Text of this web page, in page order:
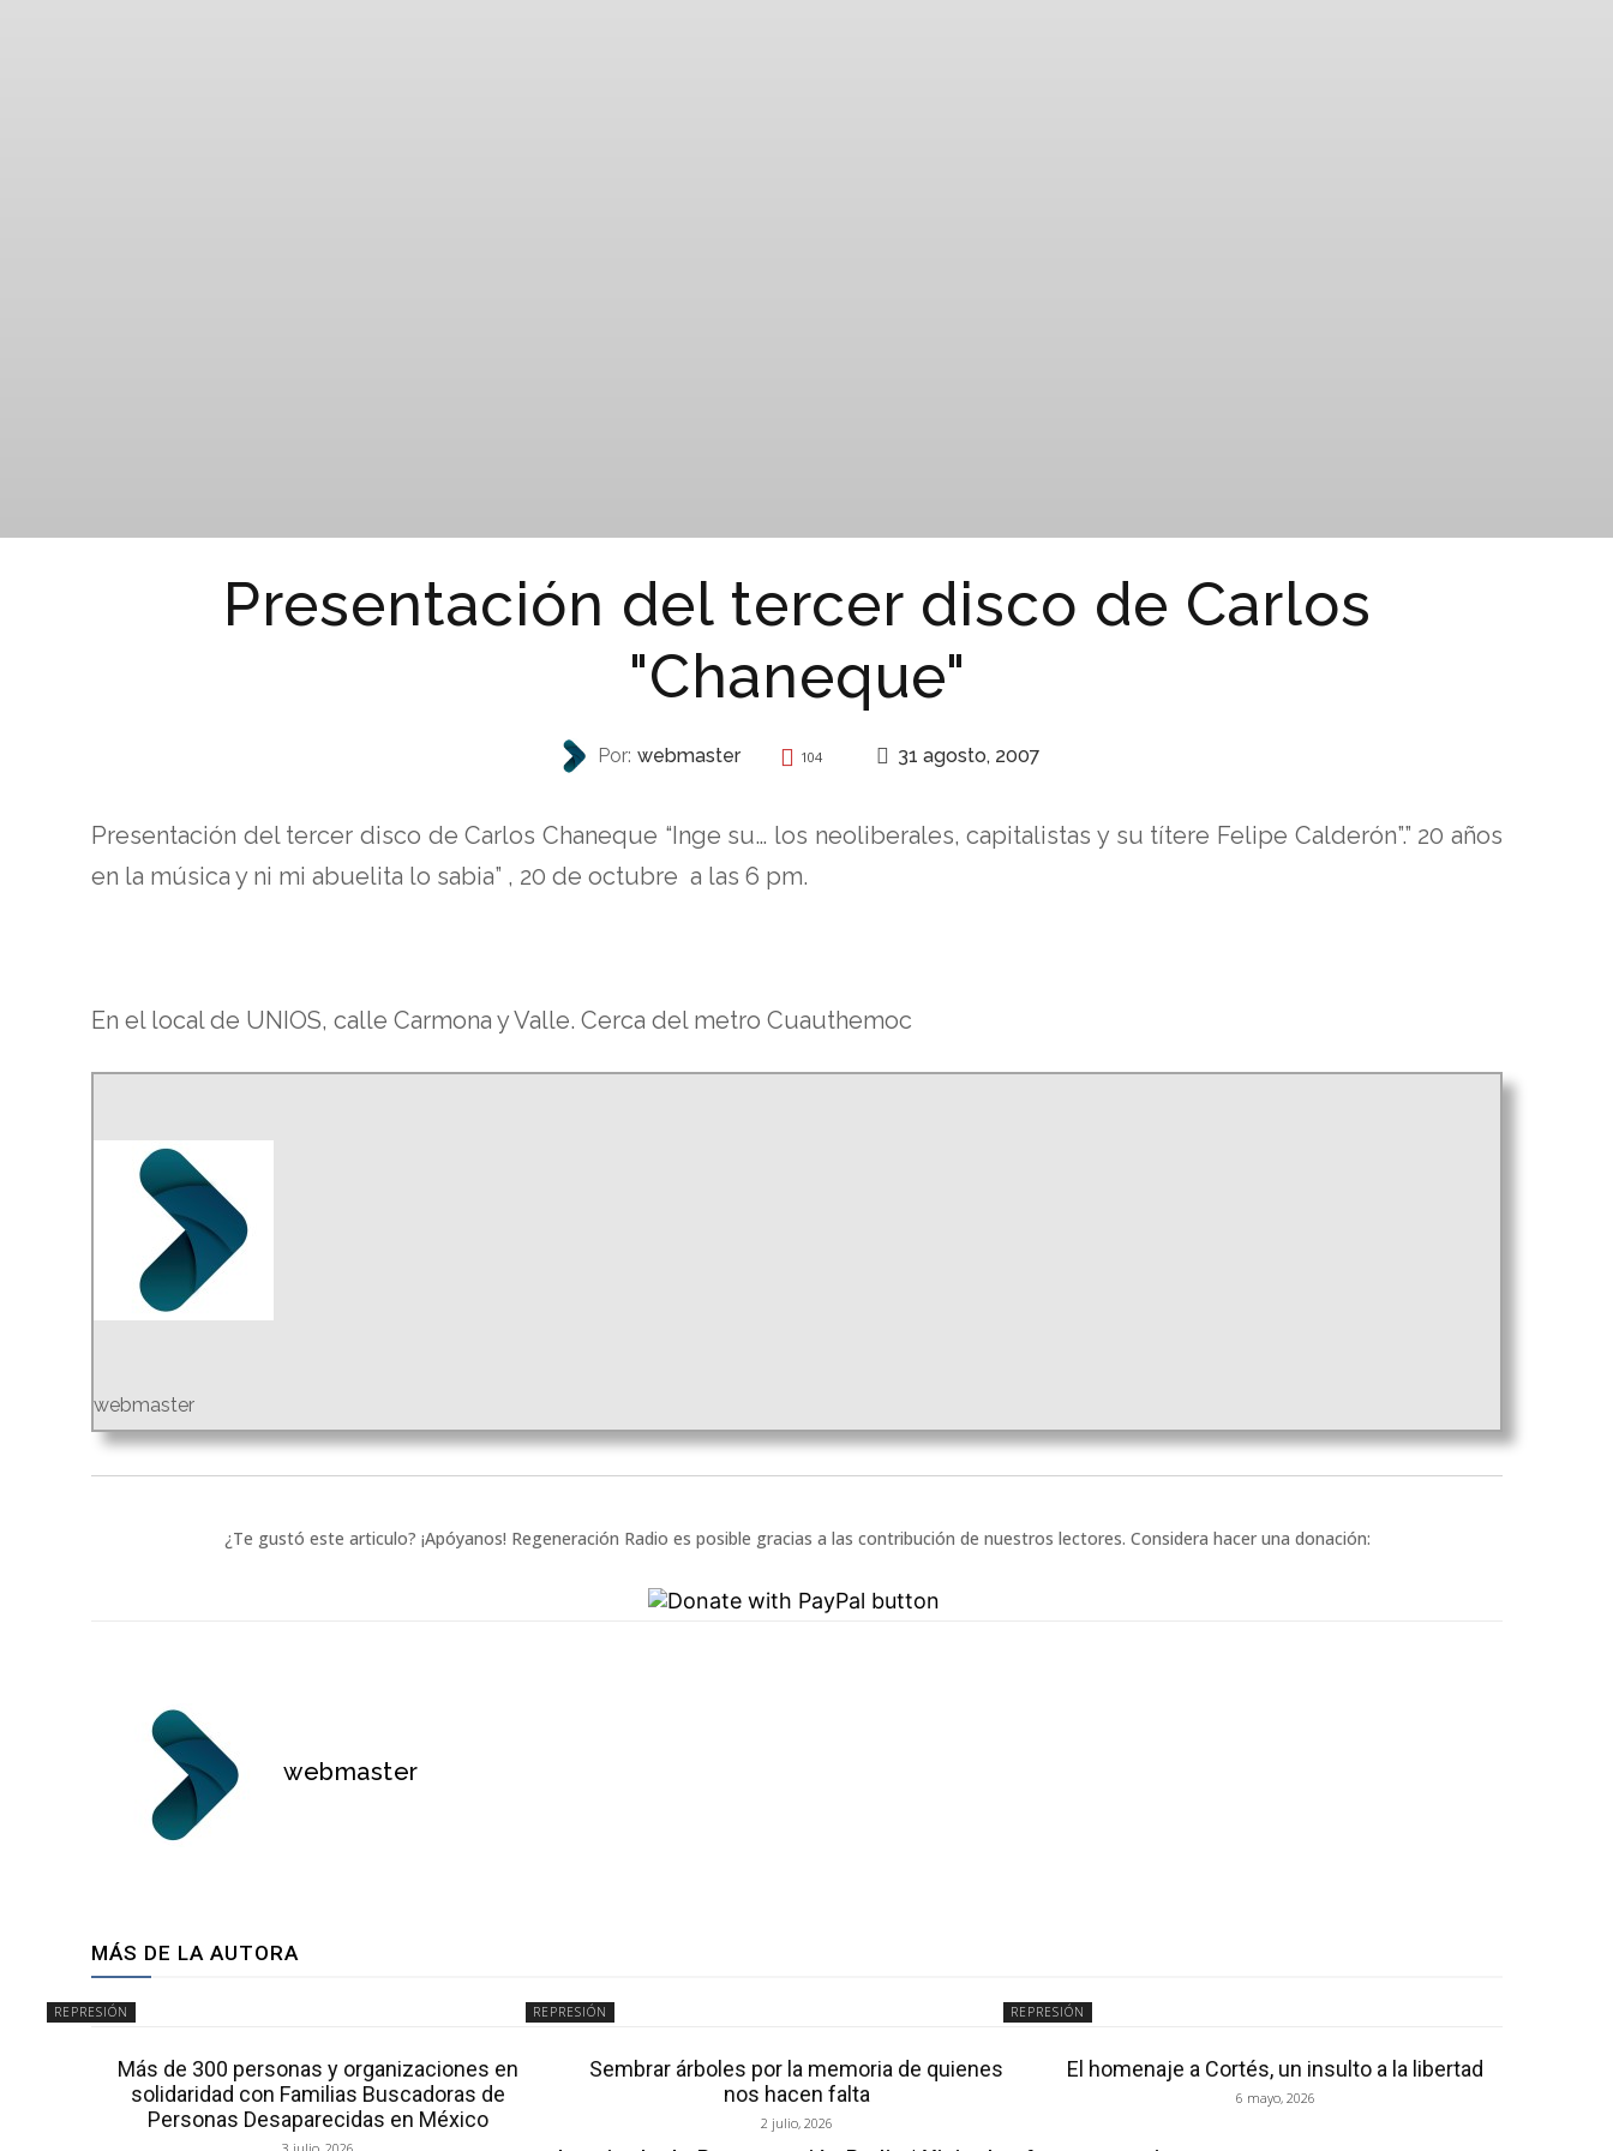
Presentación del tercer disco de Carlos
"Chaneque"
Por: webmaster 104 31 agosto, 2007
Presentación del tercer disco de Carlos Chaneque “Inge su… los neoliberales, capitalistas y su títere Felipe Calderón”.” 20 años
en la música y ni mi abuelita lo sabia” , 20 de octubre a las 6 pm.
En el local de UNIOS, calle Carmona y Valle. Cerca del metro Cuauthemoc
webmaster
¿Te gustó este articulo? ¡Apóyanos! Regeneración Radio es posible gracias a las contribución de nuestros lectores. Considera hacer una donación:
webmaster
MÁS DE LA AUTORA
REPRESIÓN
Más de 300 personas y organizaciones en
solidaridad con Familias Buscadoras de
Personas Desaparecidas en México
REPRESIÓN
Sembrar árboles por la memoria de quienes
nos hacen falta
2 julio, 2026
REPRESIÓN
El homenaje a Cortés, un insulto a la libertad
6 mayo, 2026